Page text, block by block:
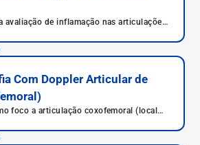
avaliação de inflamação nas articulações
Com Doppler Articular de
foco a articulação coxofemoral (local